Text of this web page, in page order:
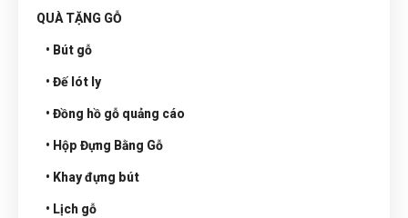
QUÀ TẶNG GỖ
• Bút gỗ
• Đế lót ly
• Đồng hồ gỗ quảng cáo
• Hộp Đựng Bằng Gỗ
• Khay đựng bút
• Lịch gỗ